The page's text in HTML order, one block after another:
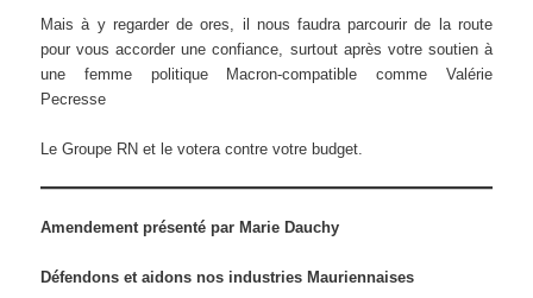
Mais à y regarder de ores, il nous faudra parcourir de la route
pour vous accorder une confiance, surtout après votre soutien à
une femme politique Macron-compatible comme Valérie
Pecresse
Le Groupe RN et le votera contre votre budget.
Amendement présenté par Marie Dauchy
Défendons et aidons nos industries Mauriennaises